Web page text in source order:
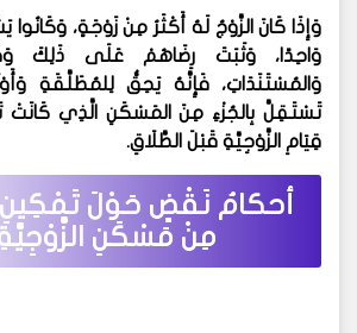
وَإِذَا كَانَ الزَّوْجُ لَهُ أَكْثَرُ مِنْ زَوْجَةٍ،
وَاحِدًا، وَثَبَتَ رِضَاهُمْ عَلَى ذَلِكَ
وَالمُسْتَنَدَاتِ، فَإِنَّهُ يَحِقُّ لِلمُطَلَّقَةِ
تَسْتَقِلَّ بِالجُزْءِ مِنَ المَسْكَنِ الَّذِي
قِيَامِ الزَّوْجِيَّةِ قَبْلَ الطَّلَاقِ.
أحكامُ نَقْضٍ حَوْلَ تَمْكِينِ
مِنْ مَسْكَنِ